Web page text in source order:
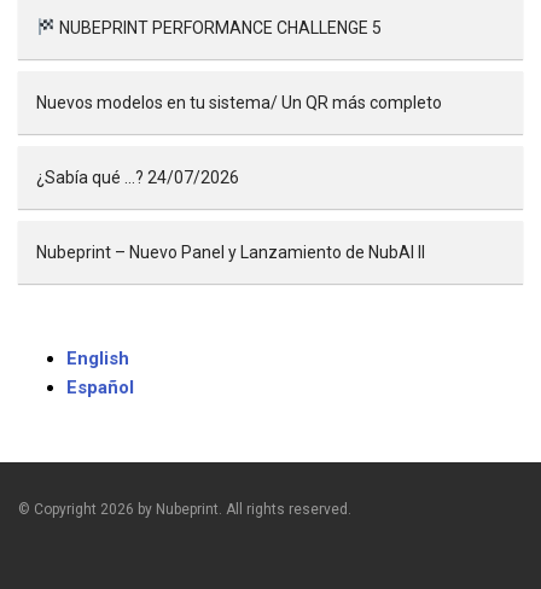
NUBEPRINT PERFORMANCE CHALLENGE 5
Nuevos modelos en tu sistema/ Un QR más completo
¿Sabía qué …? 24/07/2026
Nubeprint – Nuevo Panel y Lanzamiento de NubAI II
English
Español
© Copyright 2026 by Nubeprint. All rights reserved.